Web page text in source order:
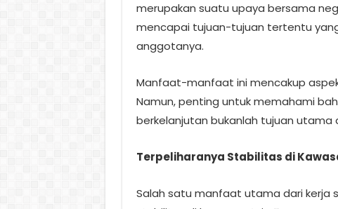
merupakan suatu upaya bersama
mencapai tujuan-tujuan tertentu
anggotanya.
Manfaat-manfaat ini mencakup
Namun, penting untuk memahami
berkelanjutan bukanlah tujuan utama
Terpeliharanya Stabilitas di
Salah satu manfaat utama dari kerja